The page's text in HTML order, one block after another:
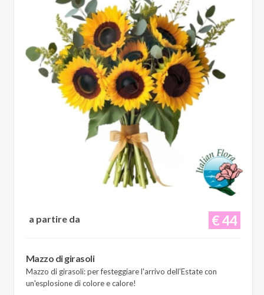
€ 44
a partire da
Mazzo di girasoli
Mazzo di girasoli: per festeggiare l'arrivo dell'Estate con
un'esplosione di colore e calore!